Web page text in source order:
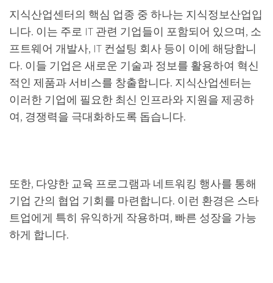
지식산업센터의 핵심 업종 중 하나는 지식정보산업입
니다. 이는 주로 IT 관련 기업들이 포함되어 있으며, 소
프트웨어 개발사, IT 컨설팅 회사 등이 이에 해당합니
다. 이들 기업은 새로운 기술과 정보를 활용하여 혁신
적인 제품과 서비스를 창출합니다. 지식산업센터는
이러한 기업에 필요한 최신 인프라와 지원을 제공하
여, 경쟁력을 극대화하도록 돕습니다.
또한, 다양한 교육 프로그램과 네트워킹 행사를 통해
기업 간의 협업 기회를 마련합니다. 이런 환경은 스타
트업에게 특히 유익하게 작용하며, 빠른 성장을 가능
하게 합니다.